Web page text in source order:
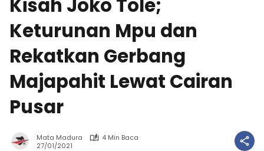
Kisah Joko Tole;
Keturunan Mpu dan
Rekatkan Gerbang
Majapahit Lewat Cairan
Pusar
Mata Madura
4 Min Baca
27/01/2021